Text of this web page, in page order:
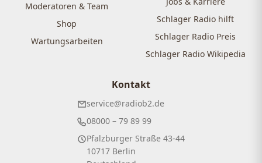
Moderatoren & Team
Shop
Wartungsarbeiten
Schlager Radio hilft
Schlager Radio Preis
Schlager Radio Wikipedia
Kontakt
service@radiob2.de
08000 – 79 89 99
Pfalzburger Straße 43-44
10717 Berlin